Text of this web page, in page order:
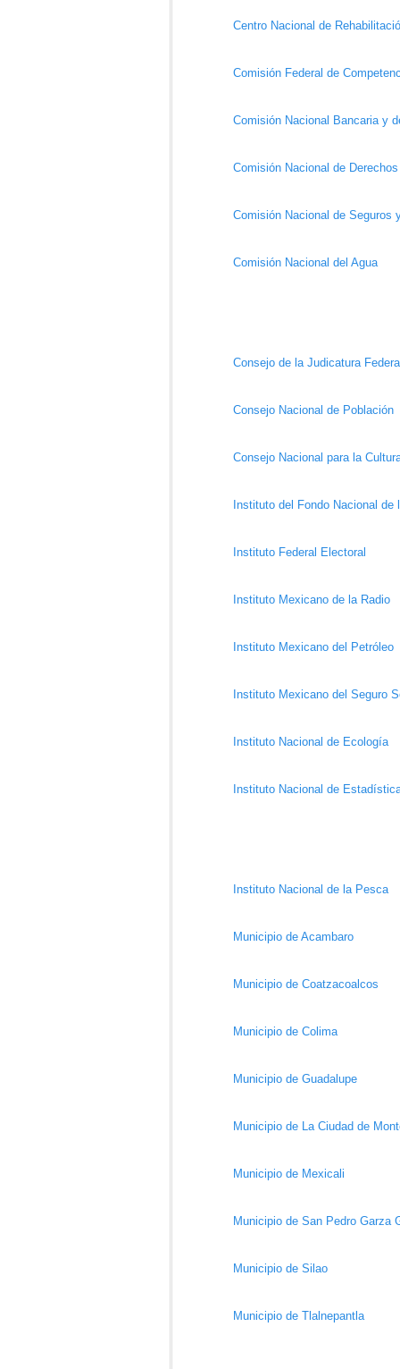
Centro Nacional de
Comisión Federal de
Comisión Nacional Bancaria y
Comisión Nacional de
Comisión Nacional de Seguros
Comisión Nacional del Agua
Consejo de la Judicatura
Consejo Nacional de Población
Consejo Nacional para la
Instituto del Fondo Nacional
Instituto Federal Electoral
Instituto Mexicano de la Radio
Instituto Mexicano del Petróleo
Instituto Mexicano del Seguro
Instituto Nacional de Ecología
Instituto Nacional de
Instituto Nacional de la Pesca
Municipio de Acambaro
Municipio de Coatzacoalcos
Municipio de Colima
Municipio de Guadalupe
Municipio de La Ciudad de
Municipio de Mexicali
Municipio de San Pedro Garza
Municipio de Silao
Municipio de Tlalnepantla